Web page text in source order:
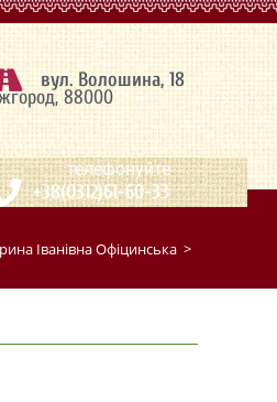
вул. Волошина, 18
88000
телефонуйте
+38(0312)61-60-33
Іванівна Офіцинська >